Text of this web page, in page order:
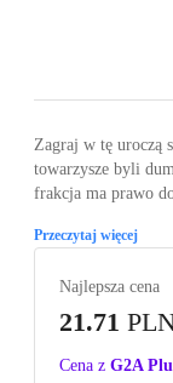
Zagraj w tę uroczą
towarzysze byli
frakcja ma prawo
Przeczytaj więcej
Najlepsza cena
21.71
Cena z G2A